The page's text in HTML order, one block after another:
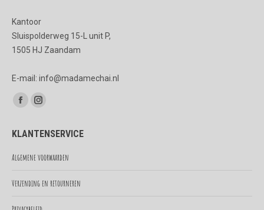
Kantoor
Sluispolderweg 15-L unit P,
1505 HJ Zaandam
E-mail: info@madamechai.nl
Vind ons op:
Facebook
opens
in
window
Instagram
opens
in
window
KLANTENSERVICE
Algemene voorwaarden
Verzending en retourneren